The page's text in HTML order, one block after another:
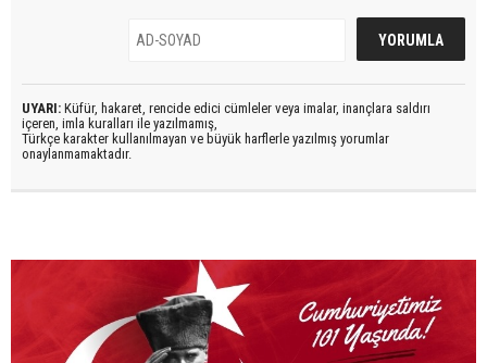
UYARI: Küfür, hakaret, rencide edici cümleler veya imalar, inançlara saldırı
içeren, imla kuralları ile yazılmamış,
Türkçe karakter kullanılmayan ve büyük harflerle yazılmış yorumlar
onaylanmamaktadır.